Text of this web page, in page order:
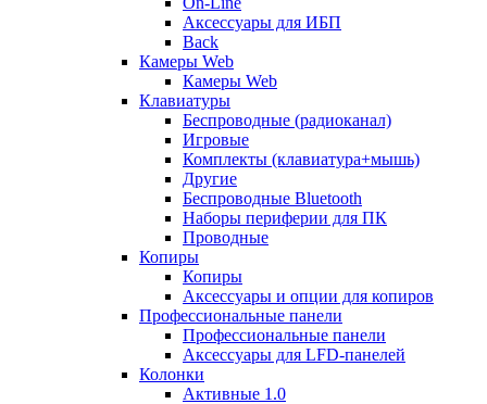
Аксессуары для ИБП
Back
Камеры Web
Камеры Web
Клавиатуры
Беспроводные (радиоканал)
Игровые
Комплекты (клавиатура+мышь)
Другие
Беспроводные Bluetooth
Наборы периферии для ПК
Проводные
Копиры
Копиры
Аксессуары и опции для копиров
Профессиональные панели
Профессиональные панели
Аксессуары для LFD-панелей
Колонки
Активные 1.0